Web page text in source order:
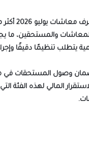
والمستحقين، ما
يتطلب تنظيمًا دقيقًا
وصول المستحقات في
المالي لهذه الفئة